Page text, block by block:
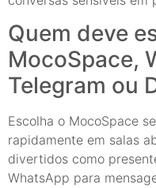
Quem deve
MocoSpace,
Telegram ou
Escolha o MocoSpace
rapidamente em salas
divertidos como
WhatsApp para